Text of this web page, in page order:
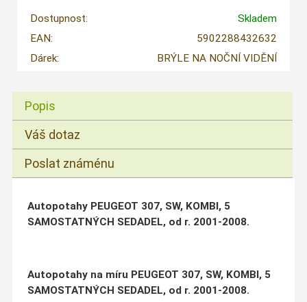
Dostupnost:
Skladem
EAN:
5902288432632
Dárek:
BRÝLE NA NOČNÍ VIDĚNÍ
Popis
Váš dotaz
Poslat známénu
Autopotahy PEUGEOT 307, SW, KOMBI, 5
SAMOSTATNÝCH SEDADEL, od r. 2001-2008.
Autopotahy na míru PEUGEOT 307, SW, KOMBI, 5
SAMOSTATNÝCH SEDADEL, od r. 2001-2008.